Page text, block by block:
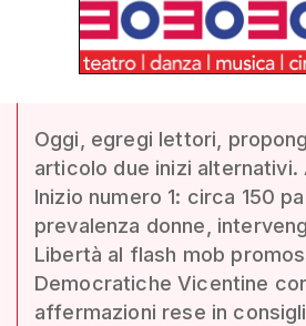
Oggi, egregi lettori,
articolo due inizi alternativi.
Inizio numero 1: circa 150
prevalenza donne,
Libertà al flash mob
Democratiche Vicentine
affermazioni rese in